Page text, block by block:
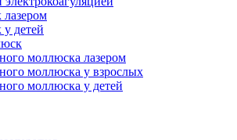
лазером
у детей
моллюска лазером
моллюска у взрослых
моллюска у детей